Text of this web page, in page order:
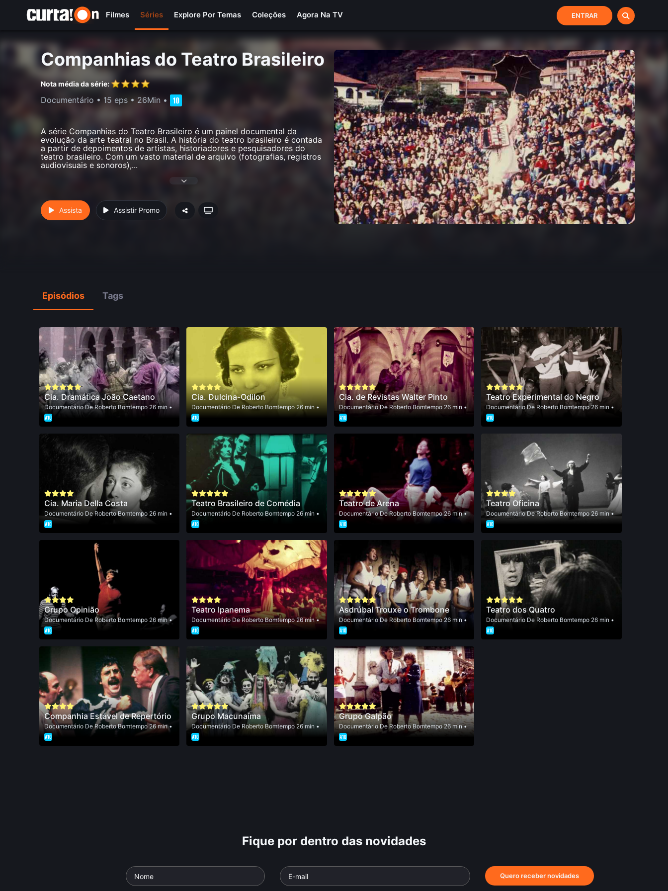
Filmes Séries Explore Por Temas Coleções Agora Na TV ENTRAR
Companhias do Teatro Brasileiro
Nota média da série:
Documentário • 15 eps • 26Min •
A série Companhias do Teatro Brasileiro é um painel documental da
evolução da arte teatral no Brasil. A história do teatro brasileiro é contada
a partir de depoimentos de artistas, historiadores e pesquisadores do
teatro brasileiro. Com um vasto material de arquivo (fotografias, registros
audiovisuais e sonoros),...
Assista Assistir Promo
Episódios Tags
Cia. Dramática João Caetano
DocumentárioDeRoberto Bomtempo26 min •
Cia. Dulcina-Odilon
Documentário De Roberto Bomtempo26 min •
Cia. de Revistas Walter Pinto
DocumentárioDeRoberto Bomtempo26 min •
Teatro Experimental do Negro
DocumentárioDe Roberto Bomtempo26 min •
Cia. Maria Della Costa
DocumentárioDeRoberto Bomtempo26 min •
Teatro Brasileiro de Comédia
Documentário De Roberto Bomtempo 26 min •
Teatro de Arena
DocumentárioDeRoberto Bomtempo26 min •
Teatro Oficina
DocumentárioDeRoberto Bomtempo26 min •
Grupo Opinião
DocumentárioDe Roberto Bomtempo26 min •
Teatro Ipanema
DocumentárioDeRoberto Bomtempo26 min •
Asdrúbal Trouxe o Trombone
DocumentárioDe Roberto Bomtempo26 min •
Teatro dos Quatro
Documentário De Roberto Bomtempo 26 min •
Companhia Estável de Repertório
DocumentárioDeRoberto Bomtempo26 min •
Grupo Macunaíma
Documentário De Roberto Bomtempo 26 min •
Grupo Galpão
DocumentárioDeRoberto Bomtempo26 min •
Fique por dentro das novidades
Quero receber novidades